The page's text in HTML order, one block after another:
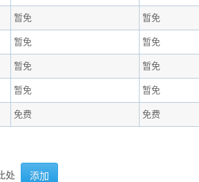
暂免 暂免
暂免 暂免
暂免 暂免
暂免 暂免
免费 免费
处 添加